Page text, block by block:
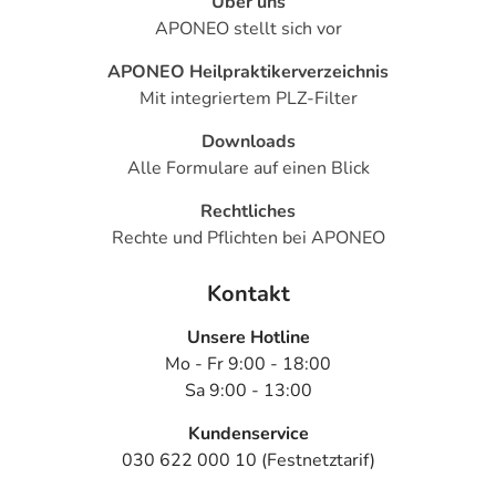
APONEO stellt sich vor
APONEO Heilpraktikerverzeichnis
Mit integriertem PLZ-Filter
Downloads
Alle Formulare auf einen Blick
Rechtliches
Rechte und Pflichten bei APONEO
Kontakt
Unsere Hotline
Mo - Fr 9:00 - 18:00
Sa 9:00 - 13:00
Kundenservice
030 622 000 10 (Festnetztarif)